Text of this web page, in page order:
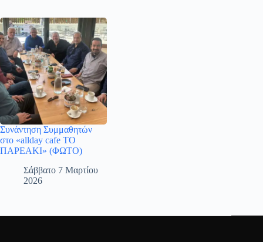
Συνάντηση Συμμαθητών
στο «allday cafe ΤΟ
ΠΑΡΕΑΚΙ» (ΦΩΤΟ)
Σάββατο 7 Μαρτίου
2026